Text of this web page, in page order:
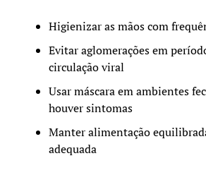
Higienizar as mãos com
Evitar aglomerações em
circulação viral
Usar máscara em ambientes
houver sintomas
Manter alimentação
adequada